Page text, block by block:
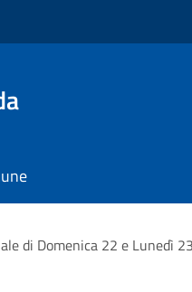
di Domenica 22 e Lunedì